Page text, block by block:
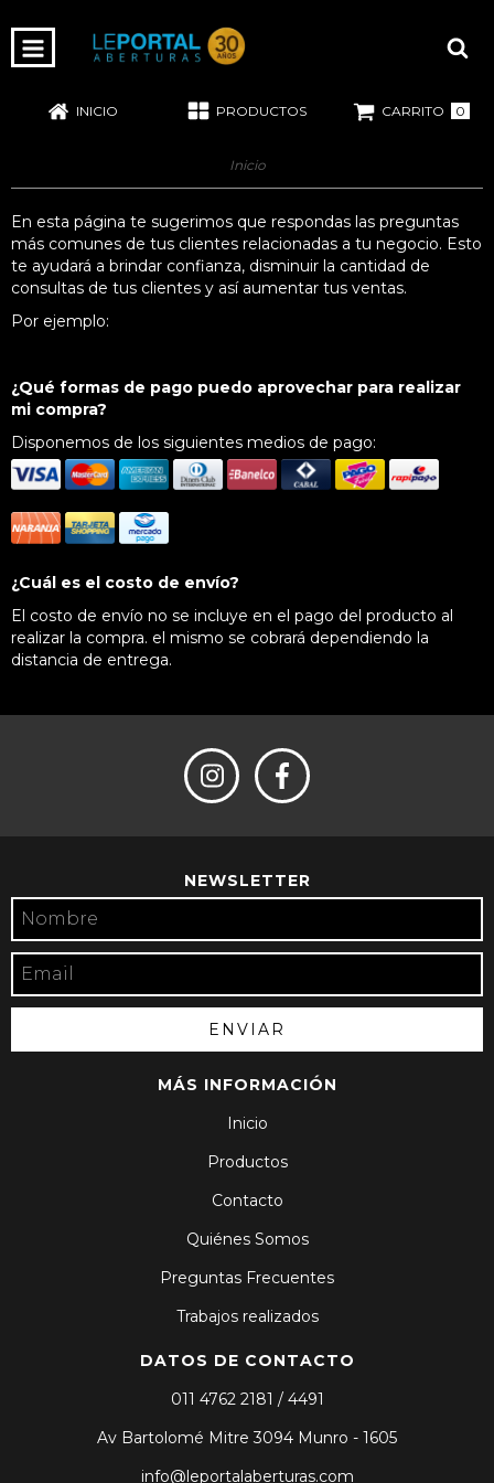
INICIO PRODUCTOS CARRITO 0
Preguntas Frecuentes
Inicio
En esta página te sugerimos que respondas las preguntas
más comunes de tus clientes relacionadas a tu negocio. Esto
te ayudará a brindar confianza, disminuir la cantidad de
consultas de tus clientes y así aumentar tus ventas.
Por ejemplo:
¿Qué formas de pago puedo aprovechar para realizar
mi compra?
Disponemos de los siguientes medios de pago:
¿Cuál es el costo de envío?
El costo de envío no se incluye en el pago del producto al
realizar la compra. el mismo se cobrará dependiendo la
distancia de entrega.
NEWSLETTER
MÁS INFORMACIÓN
Inicio
Productos
Contacto
Quiénes Somos
Preguntas Frecuentes
Trabajos realizados
DATOS DE CONTACTO
011 4762 2181 / 4491
Av Bartolomé Mitre 3094 Munro - 1605
info@leportalaberturas.com